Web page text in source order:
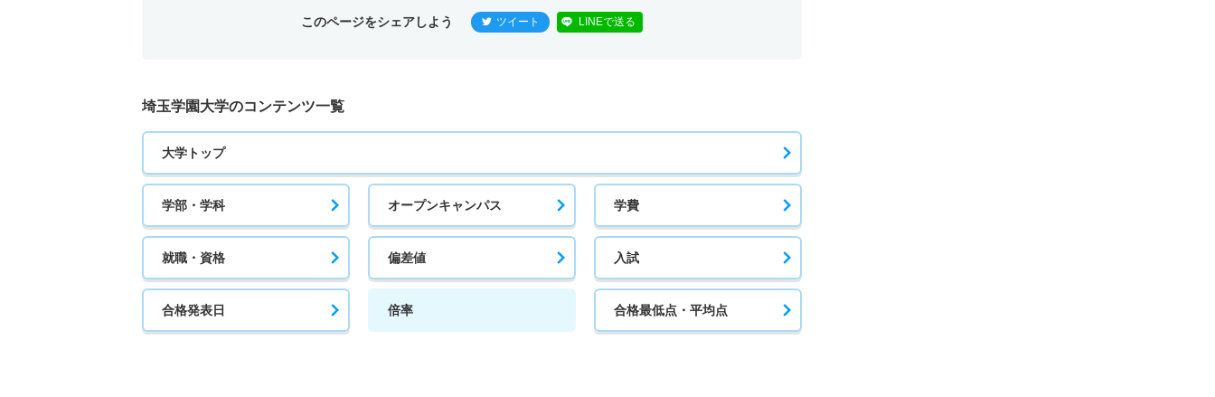
このページをシェアしよう ツイート LINEで送る
埼玉学園大学のコンテンツ一覧
大学トップ
学部・学科 オープンキャンパス 学費
就職・資格 偏差値 入試
合格発表日 倍率 合格最低点・平均点